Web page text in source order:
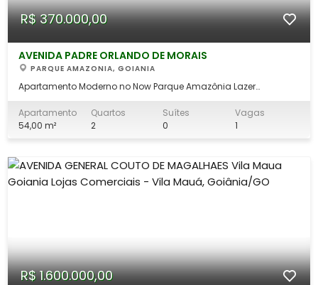
R$ 370.000,00
AVENIDA PADRE ORLANDO DE MORAIS
PARQUE AMAZONIA, GOIANIA
Apartamento Moderno no Now Parque Amazônia Lazer
você busca praticidade, conforto e uma localização
estratégica, este apartamento no Residencial Now Parque
Apartamento
54,00 m²
Quartos
2
Suítes
0
Vagas
1
R$ 1.600.000,00